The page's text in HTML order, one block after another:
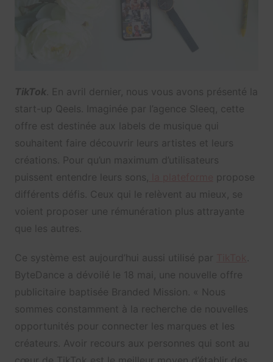
TikTok . En avril dernier, nous vous avons présenté la
start-up Qeels. Imaginée par l’agence Sleeq, cette
offre est destinée aux labels de musique qui
souhaitent faire découvrir leurs artistes et leurs
créations. Pour qu’un maximum d’utilisateurs
puissent entendre leurs sons,
propose
différents défis. Ceux qui le relèvent au mieux, se
voient proposer une rémunération plus attrayante
que les autres.
Ce système est aujourd’hui aussi utilisé par
ByteDance a dévoilé le 18 mai, une nouvelle offre
publicitaire baptisée Branded Mission. « Nous
sommes constamment à la recherche de nouvelles
opportunités pour connecter les marques et les
créateurs. Avoir recours aux personnes qui sont au